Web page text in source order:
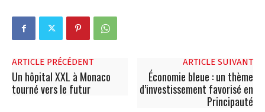
ARTICLE PRÉCÉDENT
Un hôpital XXL à Monaco
tourné vers le futur
ARTICLE SUIVANT
Économie bleue : un thème
d’investissement favorisé en
Principauté